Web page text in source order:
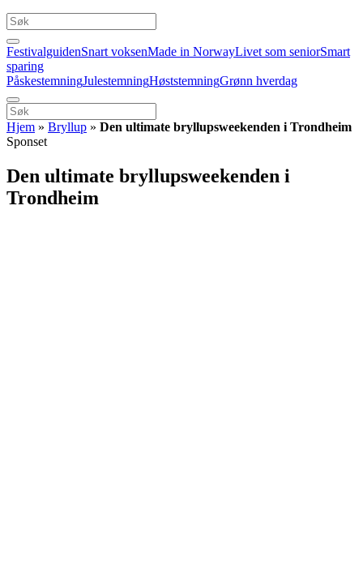
FestivalguidenSnart voksenMade in NorwayLivet som seniorSmart
sparing
PåskestemningJulestemningHøststemningGrønn hverdag
Hjem » Bryllup » Den ultimate bryllupsweekenden i Trondheim
Sponset
Den ultimate bryllupsweekenden i
Trondheim